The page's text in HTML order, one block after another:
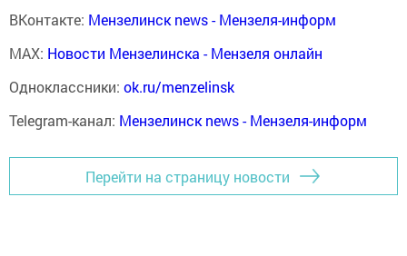
ВКонтакте: Мензелинск news - Мензеля-информ
MAX: Новости Мензелинска - Мензеля онлайн
Одноклассники: ok.ru/menzelinsk
Telegram-канал: Мензелинск news - Мензеля-информ
Перейти на страницу новости